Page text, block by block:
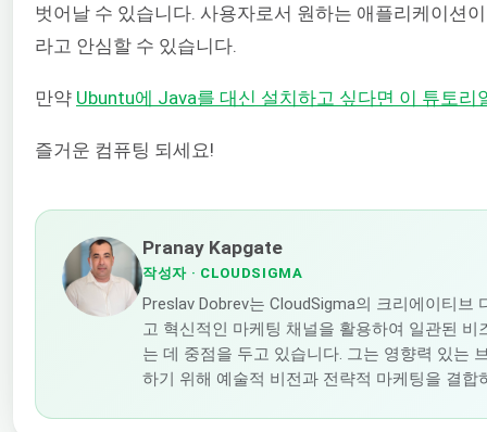
벗어날 수 있습니다. 사용자로서 원하는 애플리케이션
라고 안심할 수 있습니다.
만약 Ubuntu에 Java를 대신 설치하고 싶다면 이 튜토리
즐거운 컴퓨팅 되세요!
Pranay Kapgate
작성자· CLOUDSIGMA
Preslav Dobrev는 CloudSigma의 크리에이티브
고 혁신적인 마케팅 채널을 활용하여 일관된 비
는 데 중점을 두고 있습니다. 그는 영향력 있는
하기 위해 예술적 비전과 전략적 마케팅을 결합